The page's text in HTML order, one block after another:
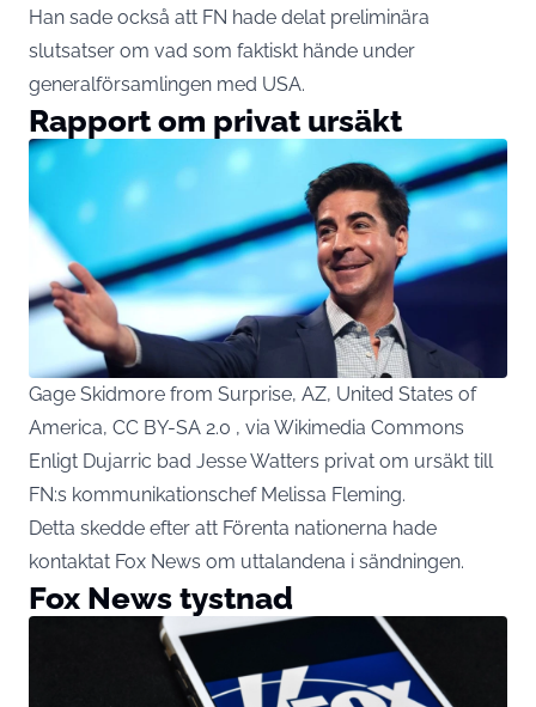
Han sade också att FN hade delat preliminära
slutsatser om vad som faktiskt hände under
generalförsamlingen med USA.
Rapport om privat ursäkt
Gage Skidmore from Surprise, AZ, United States of
America, CC BY-SA 2.0 , via Wikimedia Commons
Enligt Dujarric bad Jesse Watters privat om ursäkt till
FN:s kommunikationschef Melissa Fleming.
Detta skedde efter att Förenta nationerna hade
kontaktat Fox News om uttalandena i sändningen.
Fox News tystnad